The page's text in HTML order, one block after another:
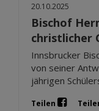
20.10.2025
Bischof
christlicher
Innsbrucker
von seiner
jährigen
Teilen